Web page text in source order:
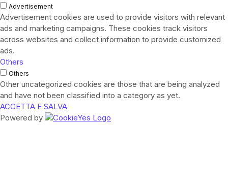
Advertisement
Advertisement cookies are used to provide visitors with relevant
ads and marketing campaigns. These cookies track visitors
across websites and collect information to provide customized
ads.
Others
Others
Other uncategorized cookies are those that are being analyzed
and have not been classified into a category as yet.
ACCETTA E SALVA
Powered by